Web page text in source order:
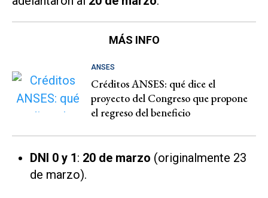
MÁS INFO
ANSES
Créditos ANSES: qué dice el
proyecto del Congreso que propone
el regreso del beneficio
DNI 0 y 1: 20 de marzo (originalmente 23
de marzo).